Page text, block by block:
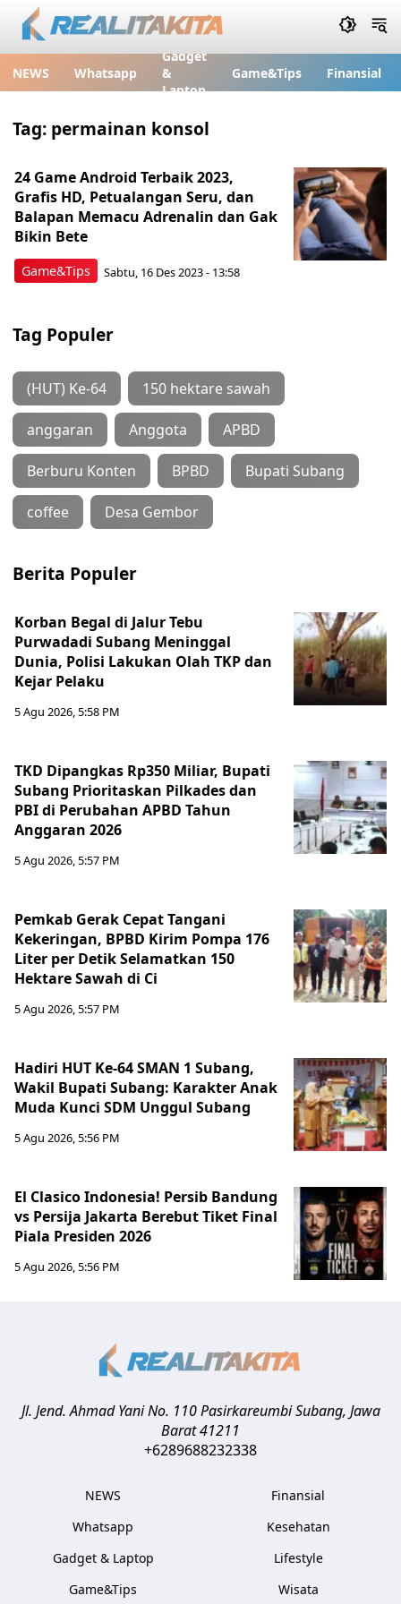
NEWS Whatsapp
Gadget
&
Laptop
Game&Tips Finansial
Tag: permainan konsol
Game&Tips
24 Game Android Terbaik 2023,
Grafis HD, Petualangan Seru, dan
Balapan Memacu Adrenalin dan Gak
Bikin Bete
Sabtu, 16 Des 2023 - 13:58
Tag Populer
(HUT) Ke-64 150 hektare sawah
anggaran Anggota APBD
Berburu Konten BPBD Bupati Subang
coffee Desa Gembor
Berita Populer
Korban Begal di Jalur Tebu
Purwadadi Subang Meninggal
Dunia, Polisi Lakukan Olah TKP dan
Kejar Pelaku
5 Agu 2026, 5:58 PM
TKD Dipangkas Rp350 Miliar, Bupati
Subang Prioritaskan Pilkades dan
PBI di Perubahan APBD Tahun
Anggaran 2026
5 Agu 2026, 5:57 PM
Pemkab Gerak Cepat Tangani
Kekeringan, BPBD Kirim Pompa 176
Liter per Detik Selamatkan 150
Hektare Sawah di Ci
5 Agu 2026, 5:57 PM
Hadiri HUT Ke-64 SMAN 1 Subang,
Wakil Bupati Subang: Karakter Anak
Muda Kunci SDM Unggul Subang
5 Agu 2026, 5:56 PM
El Clasico Indonesia! Persib Bandung
vs Persija Jakarta Berebut Tiket Final
Piala Presiden 2026
5 Agu 2026, 5:56 PM
Jl. Jend. Ahmad Yani No. 110 Pasirkareumbi Subang, Jawa
Barat41211
+6289688232338
NEWS
Whatsapp
Gadget & Laptop
Game&Tips
Finansial
Kesehatan
Lifestyle
Wisata